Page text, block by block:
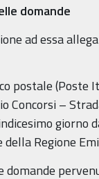
domande
ad essa
postale (Poste
Concorsi –
giorno
Regione
domande